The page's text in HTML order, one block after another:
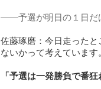
――予選が明日の１日だ
佐藤琢磨：今日走った
ないかって考えています
「予選は一発勝負で番